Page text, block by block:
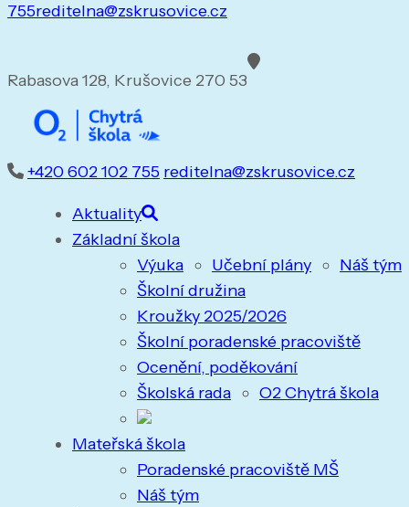
755reditelna@zskrusovice.cz
Rabasova 128, Krušovice 270 53
+420 602 102 755 reditelna@zskrusovice.cz
Aktuality
Základní škola
Výuka
Učební plány
Náš tým
Školní družina
Kroužky 2025/2026
Školní poradenské pracoviště
Ocenění, poděkování
Školská rada
O2 Chytrá škola
Mateřská škola
Poradenské pracoviště MŠ
Náš tým